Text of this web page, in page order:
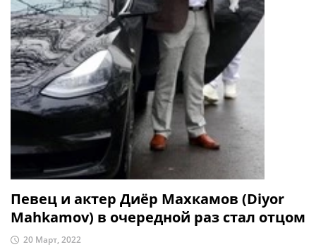
Певец и актер Диёр Махкамов (Diyor
Mahkamov) в очередной раз стал отцом
20 Март, 2022